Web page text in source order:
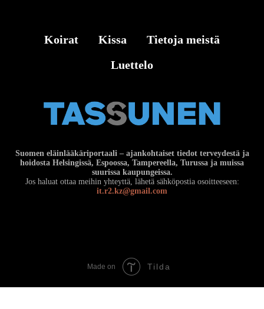
Koirat Kissa
Tietoja meistä
Luettelo
Suomen eläinlääkäriportaali – ajankohtaiset tiedot terveydestä ja
hoidosta Helsingissä, Espoossa, Tampereella, Turussa ja muissa
suurissa kaupungeissa.
Jos haluat ottaa meihin yhteyttä, lähetä sähköpostia osoitteeseen:
it.r2.kz@gmail.com
Made on Tilda